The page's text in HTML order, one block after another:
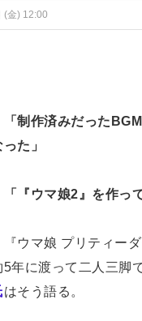
(金) 12:00
「制作済みだった
た」
『ウマ娘2』を作っ
ウマ娘 プリティーダ
5年に渡って二人三脚
はそう語る。